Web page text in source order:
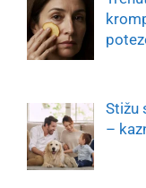
Stižu
–